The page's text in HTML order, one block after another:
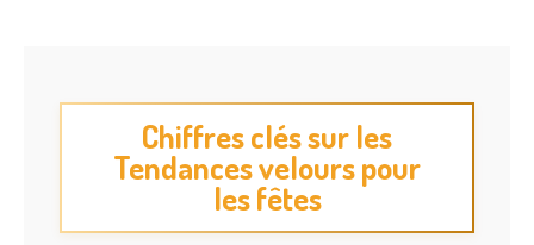
Chiffres clés sur les
Tendances velours pour
les fêtes